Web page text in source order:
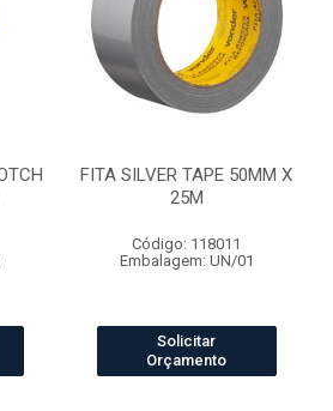
FITA SILVER TAPE 50MM X
25M
Código: 118011
Embalagem: UN/01
Solicitar
Orçamento